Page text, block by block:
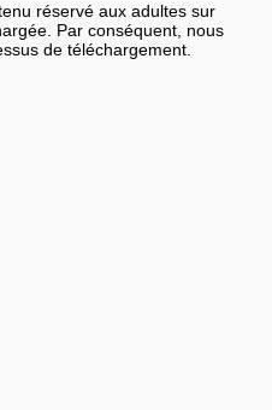
réservé aux adultes sur
Par conséquent, nous
de téléchargement.